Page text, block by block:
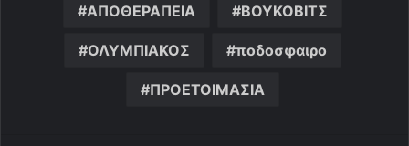
ΑΠΟΘΕΡΑΠΕΙΑ ΒΟΥΚΟΒΙΤΣ
ΟΛΥΜΠΙΑΚΟΣ ποδοσφαιρο
ΠΡΟΕΤΟΙΜΑΣΙΑ